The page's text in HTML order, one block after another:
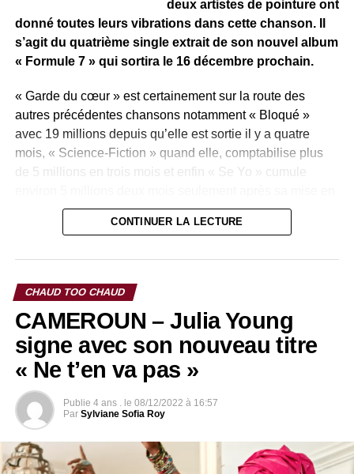
Le clip à regarder ici :
deux artistes de pointure ont
donné toutes leurs vibrations dans cette chanson. Il
s’agit du quatrième single extrait de son nouvel album
« Formule 7 » qui sortira le 16 décembre prochain.
« Garde du cœur » est certainement sur la route des
autres précédentes chansons notamment « Bloqué »
avec 19 millions depuis qu’elle est sortie il y a quatre
mois, « Science-Fiction » quand elle, comptabilise plus
de 5 millions en trois mois et enfin « Se Yo » cumule
camerounaise de talent Charlotte Dipanda. C’est un titre
avec des teintes politiques car il à Hugues Ngouélondélé,
Ministre de la Jeunesse et des Sports et de l’Éducation
civique Congolais mais également gendre du président
congolais Denis Sassou N’guesso.
Le clip à regarder ici :
CONTINUER LA LECTURE
CHAUD TOO CHAUD
CAMEROUN – Julia Young
signe avec son nouveau titre
« Ne t’en va pas »
Publie 4 ans . le 08/12/2022 à 16:57
Par Sylviane Sofia Roy